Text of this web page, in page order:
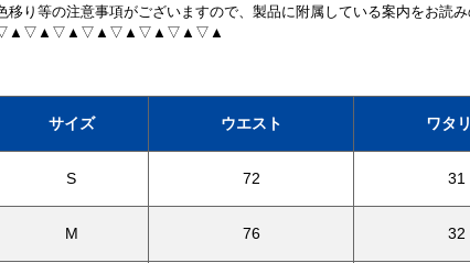
移り等の注意事項がございますので、製品に附属している案内をお読み
サイズ ウエスト ワタ
S 72 31
M 76 32